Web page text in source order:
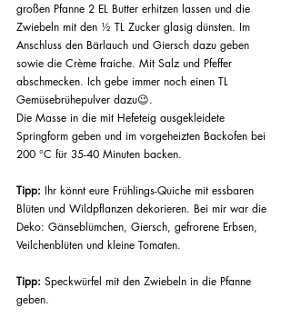
großen Pfanne 2 EL Butter erhitzen lassen und die
Zwiebeln mit den ½ TL Zucker glasig dünsten. Im
Anschluss den Bärlauch und Giersch dazu geben
sowie die Crème fraiche. Mit Salz und Pfeffer
abschmecken. Ich gebe immer noch einen TL
Gemüsebrühepulver dazu😉.
Die Masse in die mit Hefeteig ausgekleidete
Springform geben und im vorgeheizten Backofen bei
200 °C für 35-40 Minuten backen.
Tipp: Ihr könnt eure Frühlings-Quiche mit essbaren
Blüten und Wildpflanzen dekorieren. Bei mir war die
Deko: Gänseblümchen, Giersch, gefrorene Erbsen,
Veilchenblüten und kleine Tomaten.
Tipp: Speckwürfel mit den Zwiebeln in die Pfanne
geben.